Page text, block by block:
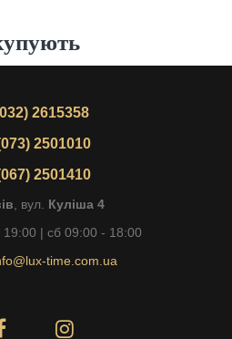
2615358
2501010
2501410
, вул. Куліша 4
19:00 | сб 09:00 - 18:00
time.com.ua